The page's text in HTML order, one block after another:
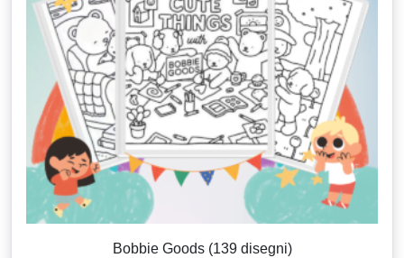
Bobbie Goods (139 disegni)